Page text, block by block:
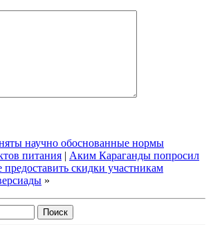
научно обоснованные нормы
питания | Аким Караганды попросил
предоставить скидки участникам
»